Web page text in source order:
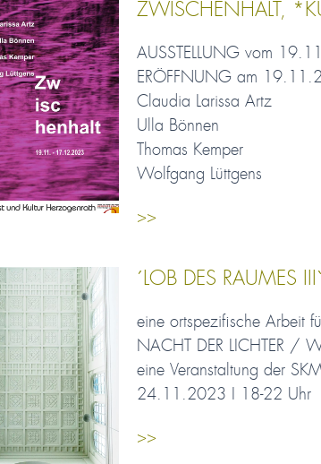
ZWISCHENHALT,
AUSSTELLUNG vom
ERÖFFNUNG am
Claudia Larissa Artz
Ulla Bönnen
Thomas Kemper
Wolfgang Lüttgens
>>
´LOB DES RAUMES
eine ortspezifische Arbeit
NACHT DER LICHTER /
eine Veranstaltung der
24.11.2023 I 18-22 Uhr
>>